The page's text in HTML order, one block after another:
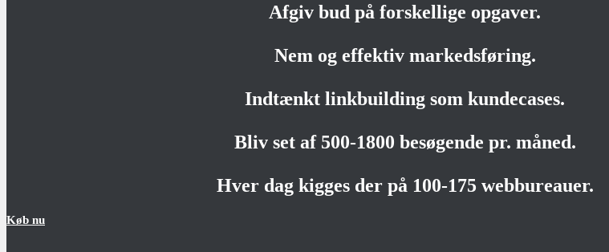
Afgiv bud på forskellige opgaver.
Nem og effektiv markedsføring.
Indtænkt linkbuilding som kundecases.
Bliv set af 500-1800 besøgende pr. måned.
Hver dag kigges der på 100-175 webbureauer.
Køb nu